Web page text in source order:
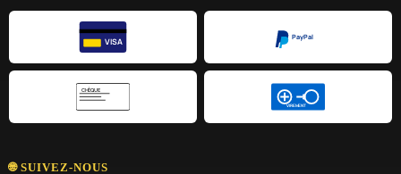
VISA
PayPal
CHÈQUE
VIREMENT
🌐 SUIVEZ-NOUS